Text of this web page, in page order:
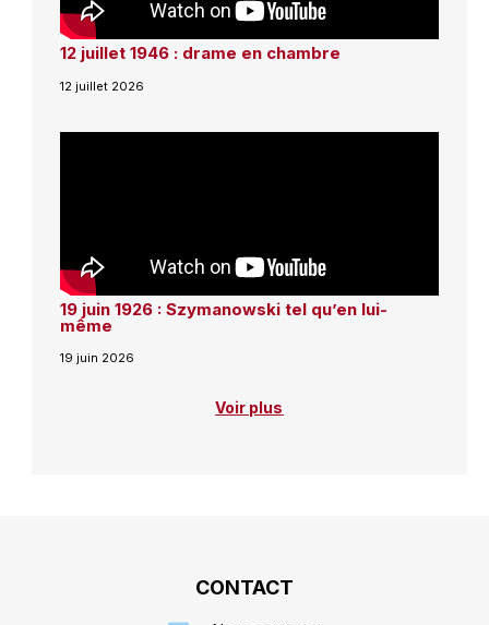
12 juillet 1946 : drame en chambre
12 juillet 2026
19 juin 1926 : Szymanowski tel qu’en lui-
même
19 juin 2026
Voir plus
CONTACT